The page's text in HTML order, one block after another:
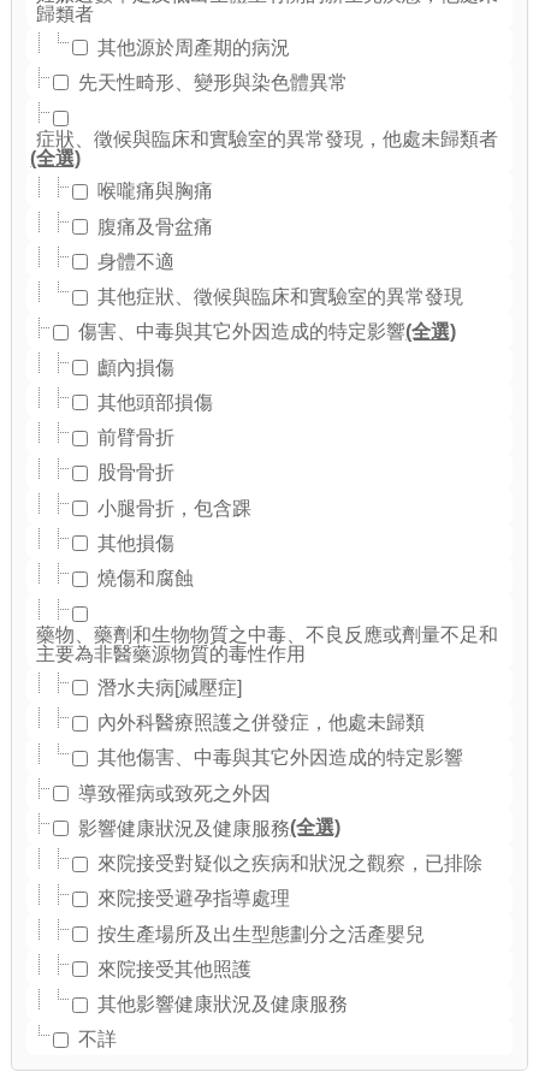
歸類者
其他源於周產期的病況
先天性畸形、變形與染色體異常
症狀、徵候與臨床和實驗室的異常發現，他處未歸類者
(全選)
喉嚨痛與胸痛
腹痛及骨盆痛
身體不適
其他症狀、徵候與臨床和實驗室的異常發現
傷害、中毒與其它外因造成的特定影響(全選)
顱內損傷
其他頭部損傷
前臂骨折
股骨骨折
小腿骨折，包含踝
其他損傷
燒傷和腐蝕
藥物、藥劑和生物物質之中毒、不良反應或劑量不足和
主要為非醫藥源物質的毒性作用
潛水夫病[減壓症]
內外科醫療照護之併發症，他處未歸類
其他傷害、中毒與其它外因造成的特定影響
導致罹病或致死之外因
影響健康狀況及健康服務(全選)
來院接受對疑似之疾病和狀況之觀察，已排除
來院接受避孕指導處理
按生產場所及出生型態劃分之活產嬰兒
來院接受其他照護
其他影響健康狀況及健康服務
不詳